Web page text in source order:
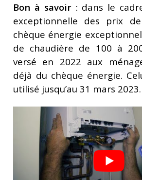
Bon à savoir: dans le
exceptionnelle des prix
chèque énergie
de chaudière de 100 à
versé en 2022 aux
déjà du chèque énergie.
utilisé jusqu’au 31 mars 2023.